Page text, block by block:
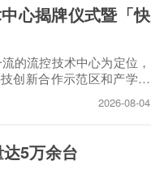
心揭牌仪式暨「快
的流控技术中心为定位，
创新合作示范区和产学研
2026-08-04
5万余台